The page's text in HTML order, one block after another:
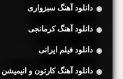
دانلود آهنگ سبزواری
دانلود آهنگ کرمانجی
دانلود فیلم ایرانی
دانلود آهنگ کارتون و انیمیشن